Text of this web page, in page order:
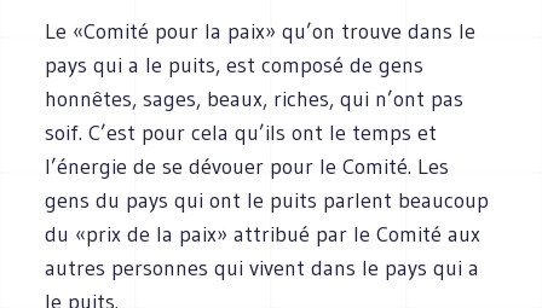
Le «Comité pour la paix» qu’on trouve dans le
pays qui a le puits, est composé de gens
honnêtes, sages, beaux, riches, qui n’ont pas
soif. C’est pour cela qu’ils ont le temps et
l’énergie de se dévouer pour le Comité. Les
gens du pays qui ont le puits parlent beaucoup
du «prix de la paix» attribué par le Comité aux
autres personnes qui vivent dans le pays qui a
le puits.